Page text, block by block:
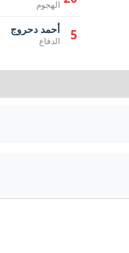
الهجوم
5 أحمد دحروج
الدفاع